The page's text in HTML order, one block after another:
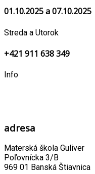
01.10.2025 a 07.10.2025
Streda a Utorok
+421 911 638 349
Info
adresa
Materská škola Guliver
Poľovnícka 3/B
969 01 Banská Štiavnica